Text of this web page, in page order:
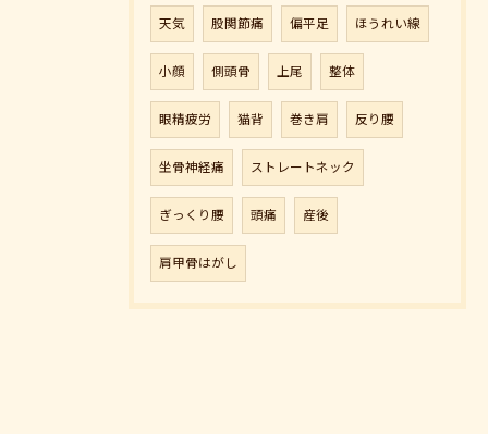
天気 股関節痛 偏平足 ほうれい線
小顔 側頭骨 上尾 整体
眼精疲労 猫背 巻き肩 反り腰
坐骨神経痛 ストレートネック
ぎっくり腰 頭痛 産後
肩甲骨はがし